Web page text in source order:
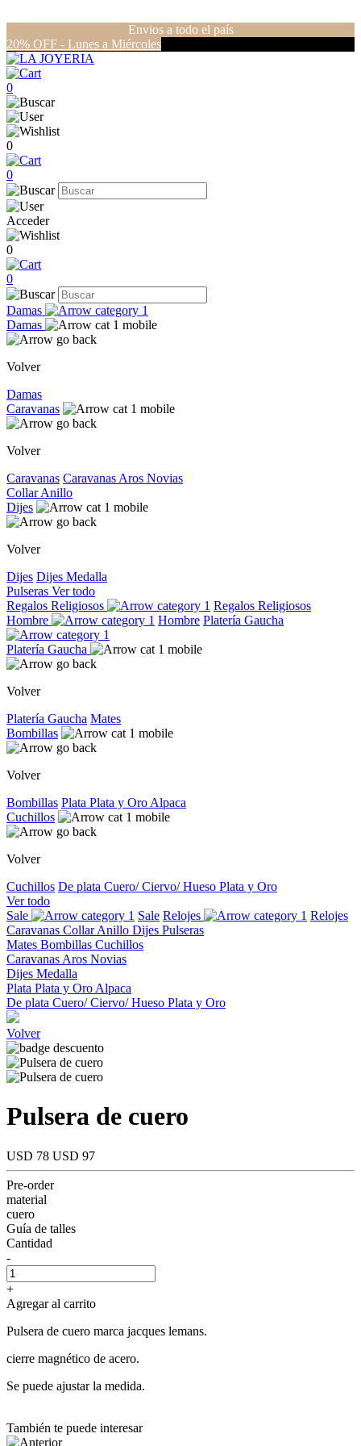
Envios a todo el país
20% OFF - Lunes a Miércoles
0
0
0
Acceder
0
0
Damas
Damas
Volver
Damas
Caravanas
Volver
Caravanas Caravanas Aros Novias
CollarAnillo
Dijes
Volver
Dijes Dijes Medalla
Pulseras Ver todo
Regalos Religiosos
Regalos Religiosos
Hombre
Hombre Platería Gaucha
Platería Gaucha
Volver
Platería Gaucha Mates
Bombillas
Volver
Bombillas Plata Plata y Oro Alpaca
Cuchillos
Volver
Cuchillos De plata Cuero/ Ciervo/ Hueso Plata y Oro
Ver todo
Sale
Sale Relojes
Relojes
Caravanas CollarAnillo Dijes Pulseras
Mates Bombillas Cuchillos
Caravanas Aros Novias
Dijes Medalla
Plata Plata y Oro Alpaca
De plata Cuero/ Ciervo/ Hueso Plata y Oro
Volver
Pulsera de cuero
USD 78 USD 97
Pre-order
material
cuero
Guía de talles
Cantidad
-
+
Agregar al carrito
Pulsera de cuero marca jacques lemans.
cierre magnético de acero.
Se puede ajustar la medida.
También te puede interesar